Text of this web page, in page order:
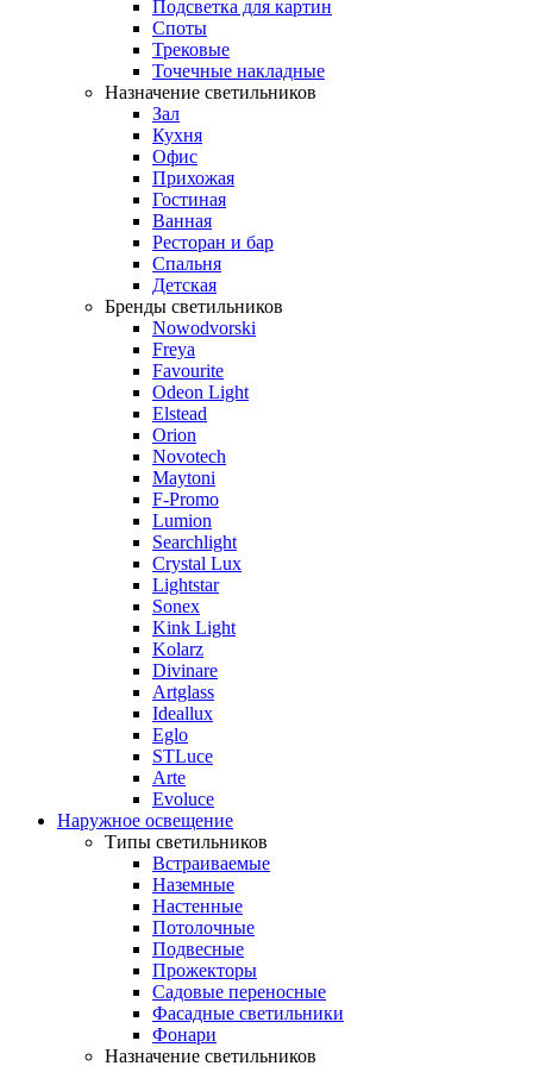
Подсветка для картин
Споты
Трековые
Точечные накладные
Назначение светильников
Зал
Кухня
Офис
Прихожая
Гостиная
Ванная
Ресторан и бар
Спальня
Детская
Бренды светильников
Nowodvorski
Freya
Favourite
Odeon Light
Elstead
Orion
Novotech
Maytoni
F-Promo
Lumion
Searchlight
Crystal Lux
Lightstar
Sonex
Kink Light
Kolarz
Divinare
Artglass
Ideallux
Eglo
STLuce
Arte
Evoluce
Наружное освещение
Типы светильников
Встраиваемые
Наземные
Настенные
Потолочные
Подвесные
Прожекторы
Садовые переносные
Фасадные светильники
Фонари
Назначение светильников